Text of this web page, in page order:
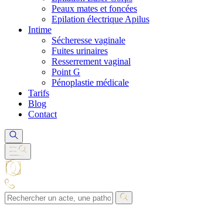
Peaux mates et foncées
Epilation électrique Apilus
Intime
Sécheresse vaginale
Fuites urinaires
Resserrement vaginal
Point G
Pénoplastie médicale
Tarifs
Blog
Contact